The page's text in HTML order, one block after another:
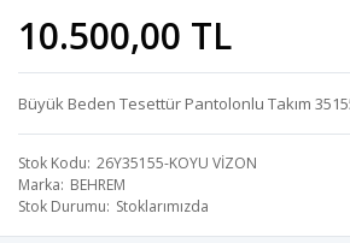
10.500,00 TL
Büyük Beden Tesettür Pantolonlu Takım
Stok Kodu 26Y35155-KOYU VİZON
Marka BEHREM
Stok Durumu Stoklarımızda